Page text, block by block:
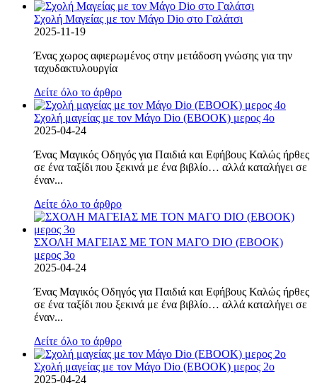
Σχολή Μαγείας με τον Μάγο Dio στο Γαλάτσι
2025-11-19
Ένας χωρος αφιερωμένος στην μετάδοση γνώσης για την
ταχυδακτυλουργία
Δείτε όλο το άρθρο
Σχολή μαγείας με τον Μάγο Dio (EBOOK) μερος 4ο
2025-04-24
Ένας Μαγικός Οδηγός για Παιδιά και Εφήβους Καλώς ήρθες
σε ένα ταξίδι που ξεκινά με ένα βιβλίο… αλλά καταλήγει σε
έναν...
Δείτε όλο το άρθρο
ΣΧΟΛΗ ΜΑΓΕΙΑΣ ΜΕ ΤΟΝ ΜΑΓΟ DIO (EBOOK)
μερος 3ο
2025-04-24
Ένας Μαγικός Οδηγός για Παιδιά και Εφήβους Καλώς ήρθες
σε ένα ταξίδι που ξεκινά με ένα βιβλίο… αλλά καταλήγει σε
έναν...
Δείτε όλο το άρθρο
Σχολή μαγείας με τον Μάγο Dio (EBOOK) μερος 2ο
2025-04-24